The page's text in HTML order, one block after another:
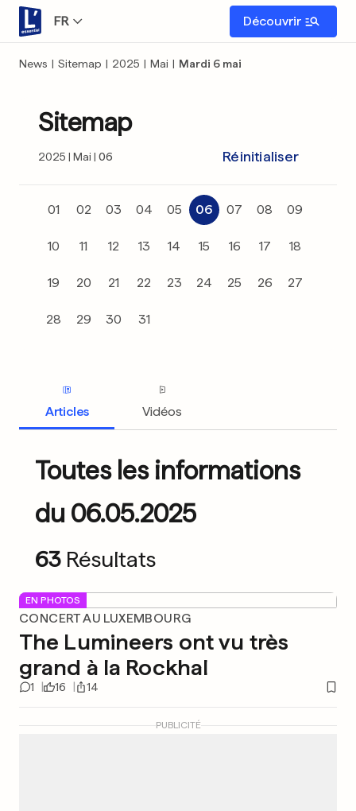
FR Découvrir
News | Sitemap | 2025 | Mai | Mardi 6 mai
Sitemap
2025 Mai 06 Réinitialiser
01 02 03 04 05 06 07 08 09
10 11 12 13 14 15 16 17 18
19 20 21 22 23 24 25 26 27
28 29 30 31
Articles Vidéos
Toutes les informations
du 06.05.2025
63 Résultats
EN PHOTOS
CONCERT AU LUXEMBOURG
The Lumineers ont vu très
grand à la Rockhal
1 16 14
PUBLICITÉ